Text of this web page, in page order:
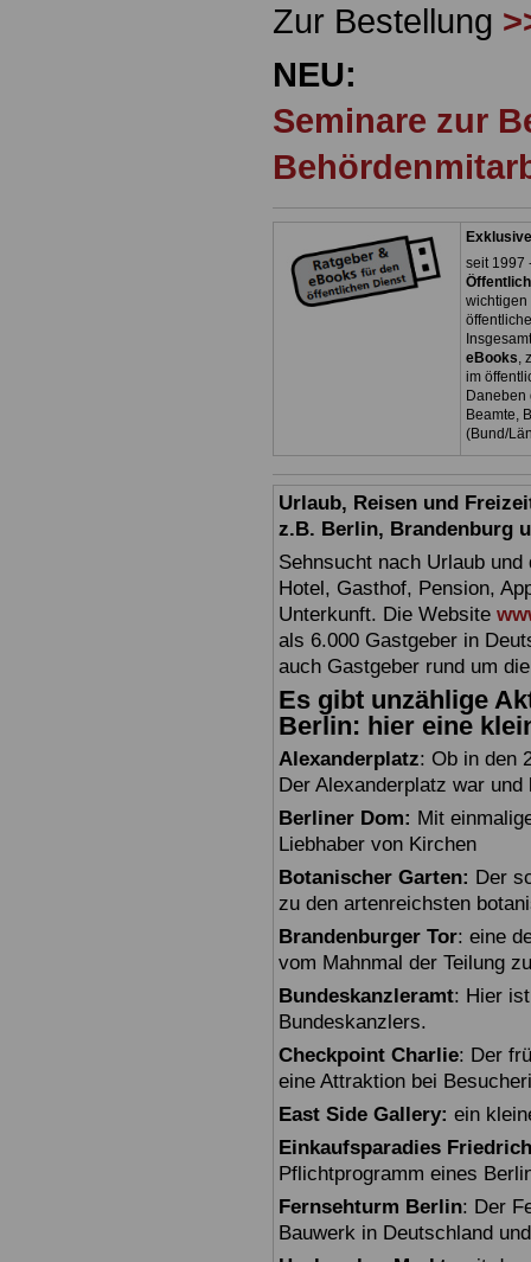
Zur Bestellung
NEU:
Seminare zur
seit 1997
wichtigen
eBooks,
im
Daneben
Beamte,
(Bund/
Urlaub, Reisen und
z.B. Berlin, Brandenburg
Sehnsucht nach Urlaub
Hotel, Gasthof, Pension,
Unterkunft. Die Website
als 6.000 Gastgeber in
auch Gastgeber rund um
Es gibt unzählige
Berlin: hier eine
Alexanderplatz: Ob in den
Der Alexanderplatz war
Berliner Dom: Mit
Liebhaber von Kirchen
Botanischer Garten: Der
zu den artenreichsten
Brandenburger Tor: eine
vom Mahnmal der Teilung
Bundeskanzleramt: Hier
Bundeskanzlers.
Checkpoint Charlie: Der
eine Attraktion bei
East Side Gallery: ein
Einkaufsparadies
Pflichtprogramm eines
Fernsehturm Berlin: Der
Bauwerk in Deutschland